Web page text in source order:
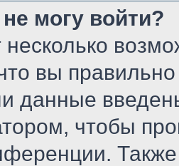
могу войти?
несколько
вы
данные
чтобы